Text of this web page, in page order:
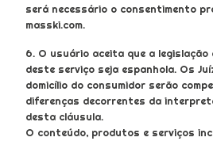
será necessário o consentimento
masski.com.
6. O usuário aceita que a legislação
deste serviço seja espanhola. Os
domicílio do consumidor serão
diferenças decorrentes da
desta cláusula.
O conteúdo, produtos e serviços